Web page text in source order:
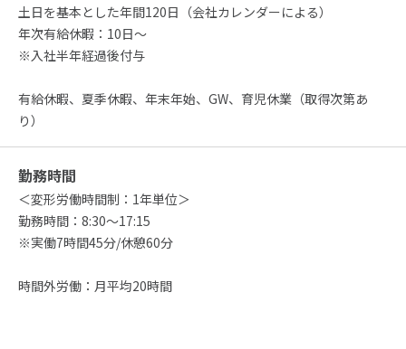
土日を基本とした年間120日（会社カレンダーによる）
年次有給休暇：10日～
※入社半年経過後付与
有給休暇、夏季休暇、年末年始、GW、育児休業（取得次第あ
り）
勤務時間
＜変形労働時間制：1年単位＞
勤務時間：8:30～17:15
※実働7時間45分/休憩60分
時間外労働：月平均20時間